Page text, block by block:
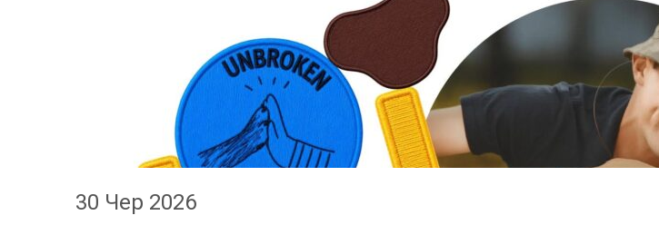
30 Чер 2026